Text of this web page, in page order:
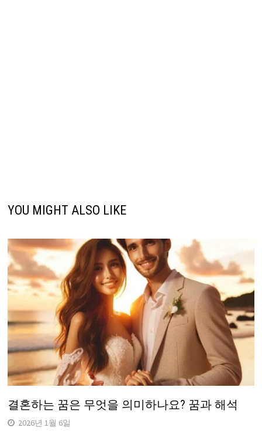
YOU MIGHT ALSO LIKE
결혼하는 꿈은 무엇을 의미하나요? 꿈과 해석
2026년 1월 6일